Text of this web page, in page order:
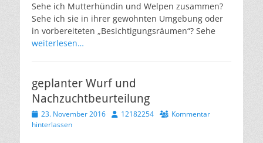
Sehe ich Mutterhündin und Welpen zusammen?
Sehe ich sie in ihrer gewohnten Umgebung oder
in vorbereiteten „Besichtigungsräumen“? Sehe
weiterlesen…
geplanter Wurf und
Nachzuchtbeurteilung
Veröffentlicht
am
23. November 2016 Autor12182254
Kommentar
hinterlassen